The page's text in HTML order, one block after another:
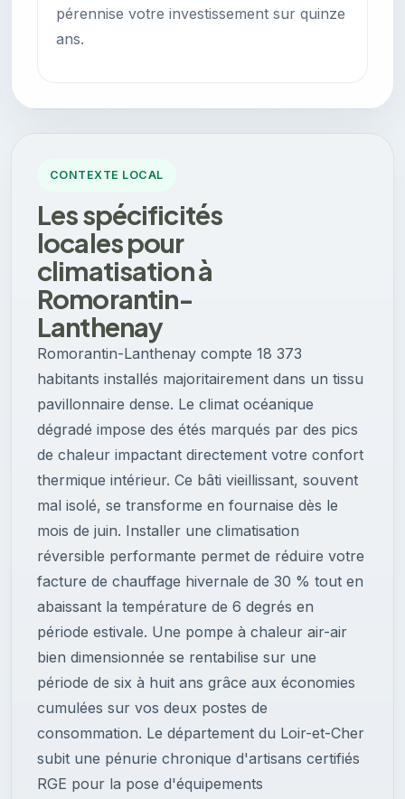
pérennise votre investissement sur quinze
ans.
CONTEXTE LOCAL
Les spécificités
locales pour
climatisation à
Romorantin-
Lanthenay
Romorantin-Lanthenay compte 18 373
habitants installés majoritairement dans un tissu
pavillonnaire dense. Le climat océanique
dégradé impose des étés marqués par des pics
de chaleur impactant directement votre confort
thermique intérieur. Ce bâti vieillissant, souvent
mal isolé, se transforme en fournaise dès le
mois de juin. Installer une climatisation
réversible performante permet de réduire votre
facture de chauffage hivernale de 30 % tout en
abaissant la température de 6 degrés en
période estivale. Une pompe à chaleur air-air
bien dimensionnée se rentabilise sur une
période de six à huit ans grâce aux économies
cumulées sur vos deux postes de
consommation. Le département du Loir-et-Cher
subit une pénurie chronique d'artisans certifiés
RGE pour la pose d'équipements